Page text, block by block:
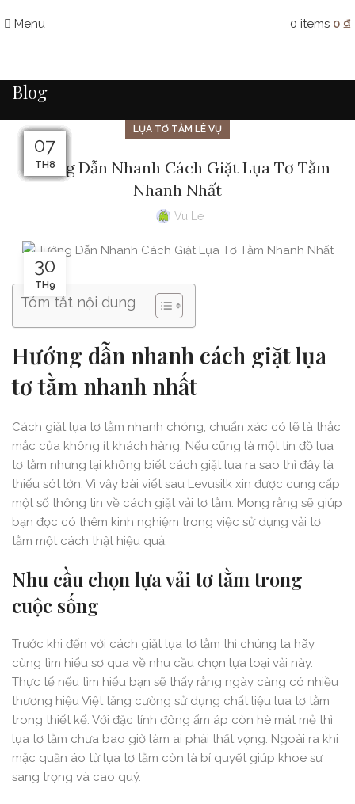
Menu 0 items 0 ₫
Blog
LỤA TƠ TẰM LÊ VỤ
Hướng Dẫn Nhanh Cách Giặt Lụa Tơ Tằm
Nhanh Nhất
Vu Le
30
TH9
Tóm tắt nội dung
Hướng dẫn nhanh cách giặt lụa
tơ tằm nhanh nhất
Cách giặt lụa tơ tằm nhanh chóng, chuẩn xác có lẽ là thắc
mắc của không ít khách hàng. Nếu cũng là một tín đồ lụa
tơ tằm nhưng lại không biết cách giặt lụa ra sao thì đây là
thiếu sót lớn. Vì vậy bài viết sau Levusilk xin được cung cấp
một số thông tin về cách giặt vải tơ tằm. Mong rằng sẽ giúp
bạn đọc có thêm kinh nghiệm trong việc sử dụng vải tơ
tằm một cách thật hiệu quả.
Nhu cầu chọn lựa vải tơ tằm trong
cuộc sống
Trước khi đến với cách giặt lụa tơ tằm thì chúng ta hãy
cùng tìm hiểu sơ qua về nhu cầu chọn lựa loại vải này.
Thực tế nếu tìm hiểu bạn sẽ thấy rằng ngày càng có nhiều
thương hiệu Việt tăng cường sử dụng chất liệu lụa tơ tằm
trong thiết kế. Với đặc tính đông ấm áp còn hè mát mẻ thì
lụa tơ tằm chưa bao giờ làm ai phải thất vọng. Ngoài ra khi
mặc quần áo từ lụa tơ tằm còn là bí quyết giúp khoe sự
sang trọng và cao quý.
24
TH10
23
TH10
14
TH10
15
TH8
14
TH8
13
TH8
12
TH8
11
TH8
10
TH8
09
TH8
08
TH8
07
TH8